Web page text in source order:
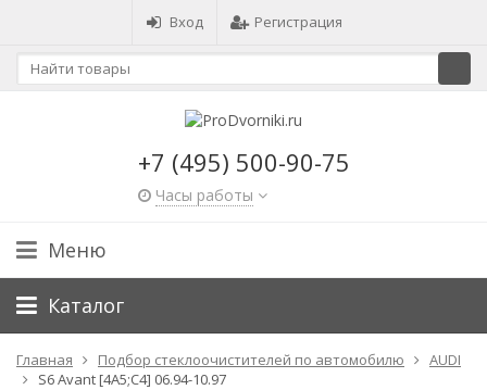
Вход Регистрация
+7 (495) 500-90-75
Часы работы
Меню
Каталог
Главная Подбор стеклоочистителей по автомобилю
AUDI
S6 Avant [4A5;C4] 06.94-10.97